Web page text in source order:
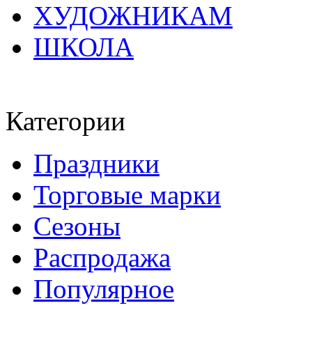
ХУДОЖНИКАМ
ШКОЛА
Категории
Праздники
Торговые марки
Сезоны
Распродажа
Популярное